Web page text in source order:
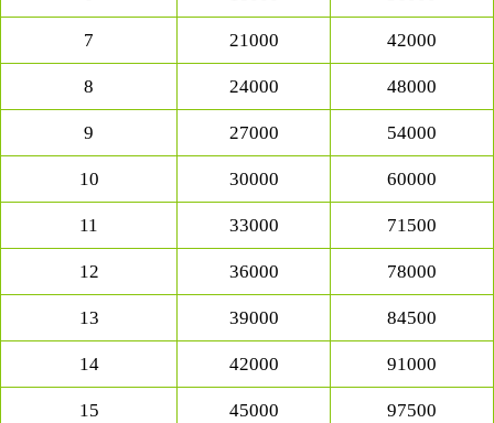
7 21000 42000
8 24000 48000
9 27000 54000
10 30000 60000
11 33000 71500
12 36000 78000
13 39000 84500
14 42000 91000
15 45000 97500